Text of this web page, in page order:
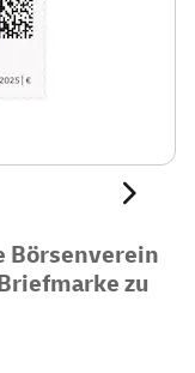
Börsenverein
zu